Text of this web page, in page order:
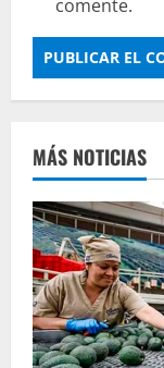
comente.
MÁS NOTICIAS